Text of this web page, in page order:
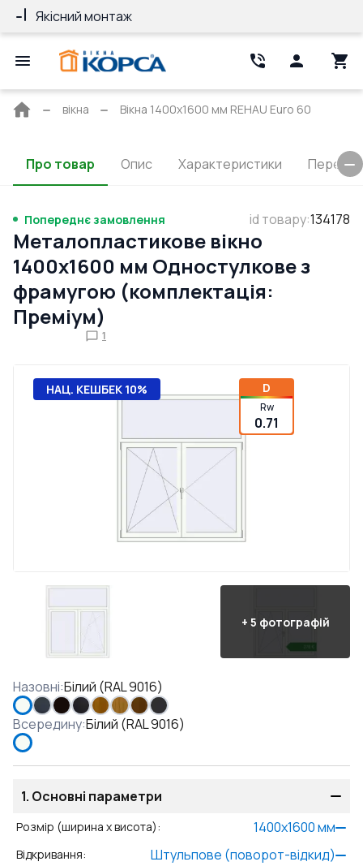
Якісний монтаж
Головна
вікна Вікна 1400x1600 мм REHAU Euro 60
Про товар Опис Характеристики
Попереднє замовлення id товару:134178
Металопластикове вікно
1400x1600 мм Одностулкове з
фрамугою (комплектація:
Преміум)
1
НАЦ. КЕШБЕК 10% D
Rw
0.71
+ 5 фотографій
Назовні:Білий (RAL 9016)
Всередину:Білий (RAL 9016)
1. Основні параметри
Розмір (ширина x висота): 1400x1600мм
Відкривання: Штульпове (поворот-відкид)